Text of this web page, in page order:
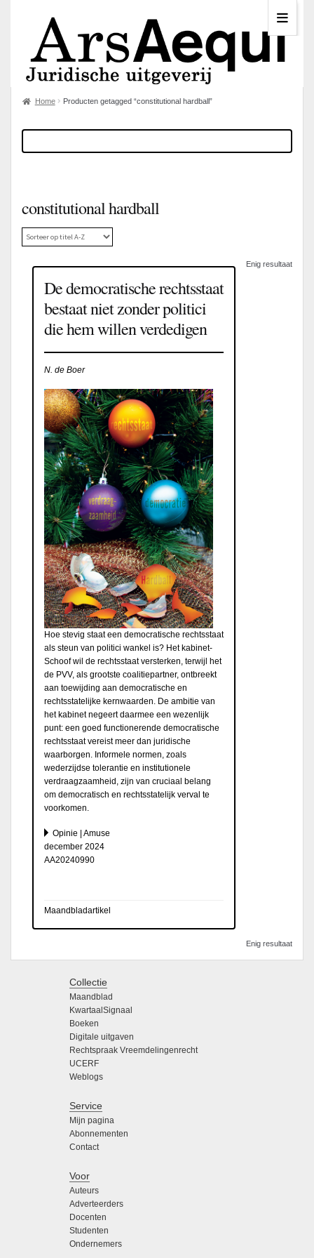
Home Producten getagged “constitutional hardball”
constitutional hardball
Enig resultaat
De democratische rechtsstaat
bestaat niet zonder politici
die hem willen verdedigen
N. de Boer
Hoe stevig staat een democratische rechtsstaat
als steun van politici wankel is? Het kabinet-
Schoof wil de rechtsstaat versterken, terwijl het
de PVV, als grootste coalitiepartner, ontbreekt
aan toewijding aan democratische en
rechtsstatelijke kernwaarden. De ambitie van
het kabinet negeert daarmee een wezenlijk
punt: een goed functionerende democratische
rechtsstaat vereist meer dan juridische
waarborgen. Informele normen, zoals
wederzijdse tolerantie en institutionele
verdraagzaamheid, zijn van cruciaal belang
om democratisch en rechtsstatelijk verval te
voorkomen.
Opinie | Amuse
december 2024
AA20240990
Maandbladartikel
Enig resultaat
Collectie
Maandblad
KwartaalSignaal
Boeken
Digitale uitgaven
Rechtspraak Vreemdelingenrecht
UCERF
Weblogs
Service
Mijn pagina
Abonnementen
Contact
Voor
Auteurs
Adverteerders
Docenten
Studenten
Ondernemers